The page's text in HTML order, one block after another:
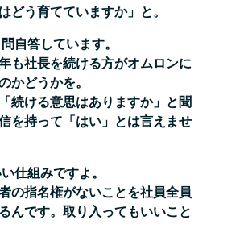
どう育てていますか」と。
自答しています。
も社長を続ける方がオムロンに
かどうかを。
続ける意思はありますか」と聞
を持って「はい」とは言えませ
仕組みですよ。
の指名権がないことを社員全員
んです。取り入ってもいいこと